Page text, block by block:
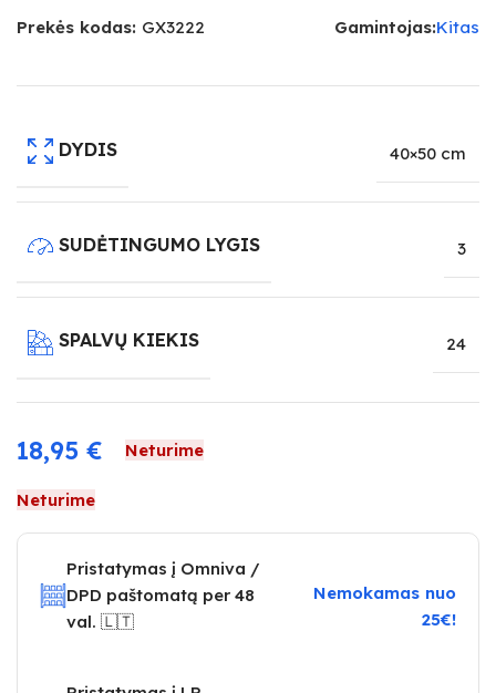
Prekės kodas: GX3222 Gamintojas:Kitas
DYDIS 40×50 cm
SUDĖTINGUMO LYGIS 3
SPALVŲ KIEKIS 24
18,95 € Neturime
Neturime
Pristatymas į Omniva /
DPD paštomatą per 48
val. 🇱🇹
Nemokamas nuo
25€!